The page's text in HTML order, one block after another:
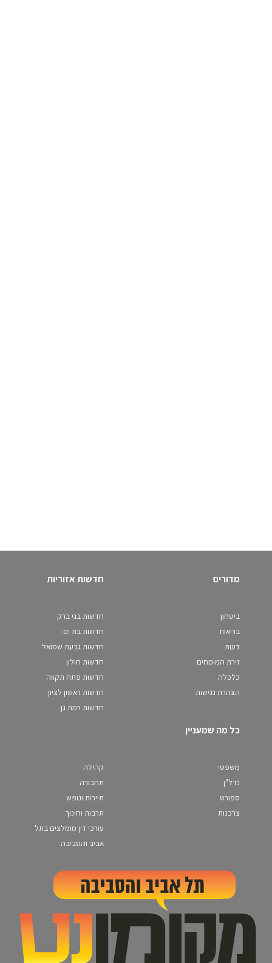
מדורים
ביטחון
בריאות
דעות
זירת המומחים
כלכלה
הצהרת נגישות
חדשות אזוריות
חדשות בני ברק
חדשות בת ים
חדשות גבעת שמואל
חדשות חולון
חדשות פתח תקווה
חדשות ראשון לציון
חדשות רמת גן
כל מה שמעניין
משפטי
נדל"ן
ספורט
צרכנות
קהילה
תחבורה
תיירות ונופש
תרבות וחינוך
עורכי דין מומלצים בתל
אביב והסביבה